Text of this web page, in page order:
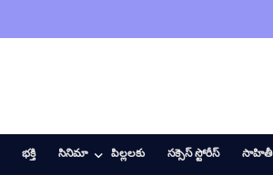
భక్తి సినిమా పిల్లలకు సక్సెస్ స్టోరీస్ సాహితీ